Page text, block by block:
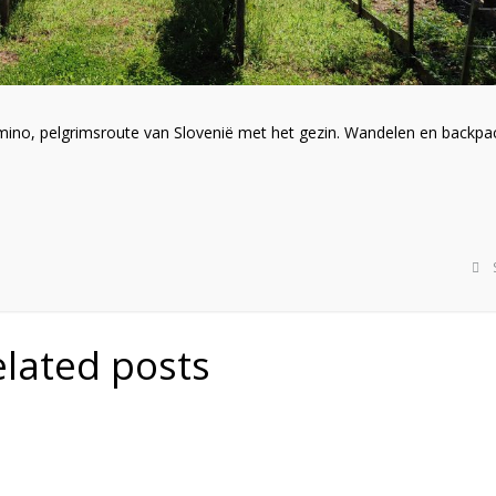
pelgrimsroute van Slovenië met het gezin. Wandelen en
posts